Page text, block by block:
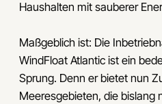
Haushalten mit sauberer
Maßgeblich ist: Die
WindFloat Atlantic ist ein
Sprung. Denn er bietet nun
Meeresgebieten, die bislang